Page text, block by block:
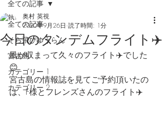
全ての記事
そら飛びゆうらん
宮古島
カテゴリー 1
カテゴリー 2
全ての記事
今日のタンデムフライト✈️
奥村 英視
2020年9月26日 読了時間: 1分
風が収まって久々のフライト✈️でした
😊
宮古島の情報誌を見てご予約頂いたの
は、F様とフレンズさんのフライト✈️